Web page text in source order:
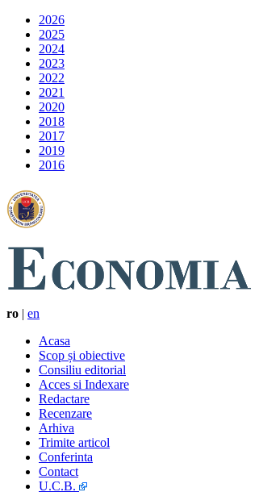
2026
2025
2024
2023
2022
2021
2020
2018
2017
2019
2016
ro | en
Acasa
Scop și obiective
Consiliu editorial
Acces si Indexare
Redactare
Recenzare
Arhiva
Trimite articol
Conferinta
Contact
U.C.B.